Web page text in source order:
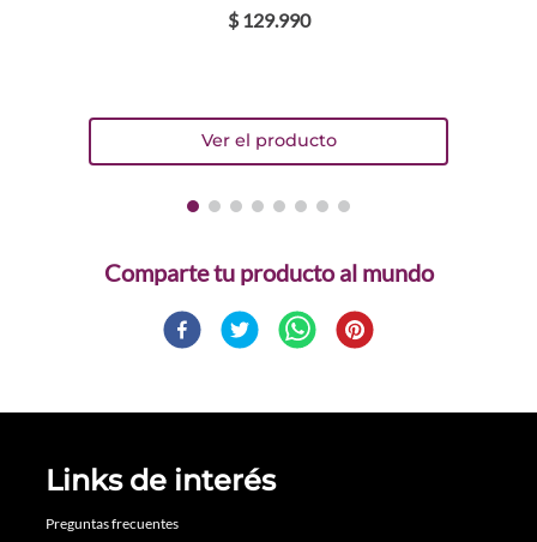
$ 129.990
Comparte
Links de interés
Preguntas frecuentes